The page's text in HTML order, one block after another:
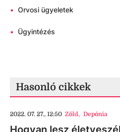
• Orvosi ügyeletek
• Ügyintézés
Hasonló cikkek
2022. 07. 27., 12:50 Zöld, Depónia
Hogyan lesz